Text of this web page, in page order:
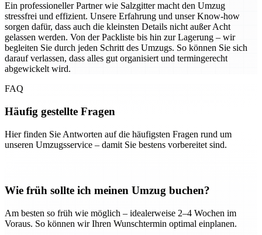
Ein professioneller Partner wie Salzgitter macht den Umzug
stressfrei und effizient. Unsere Erfahrung und unser Know-how
sorgen dafür, dass auch die kleinsten Details nicht außer Acht
gelassen werden. Von der Packliste bis hin zur Lagerung – wir
begleiten Sie durch jeden Schritt des Umzugs. So können Sie sich
darauf verlassen, dass alles gut organisiert und termingerecht
abgewickelt wird.
FAQ
Häufig gestellte Fragen
Hier finden Sie Antworten auf die häufigsten Fragen rund um
unseren Umzugsservice – damit Sie bestens vorbereitet sind.
Wie früh sollte ich meinen Umzug buchen?
Am besten so früh wie möglich – idealerweise 2–4 Wochen im
Voraus. So können wir Ihren Wunschtermin optimal einplanen.